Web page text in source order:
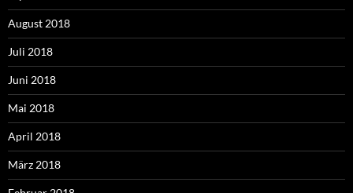
August 2018
Juli 2018
Juni 2018
Mai 2018
April 2018
März 2018